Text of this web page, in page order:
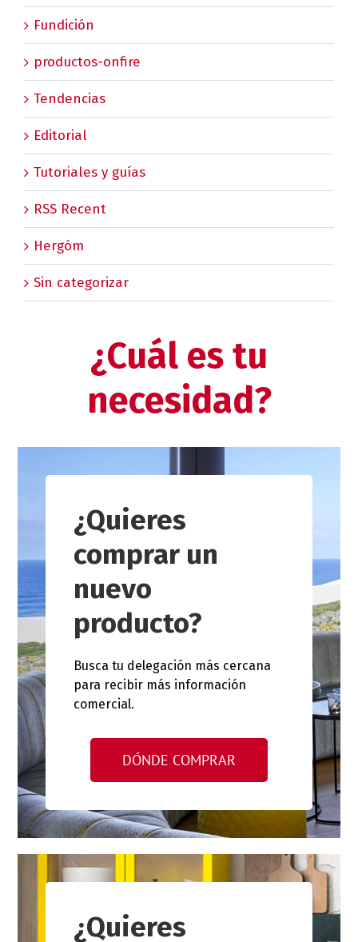
Fundición
productos-onfire
Tendencias
Editorial
Tutoriales y guías
RSS Recent
Hergóm
Sin categorizar
¿Cuál es tu
necesidad?
¿Quieres
comprar un
nuevo
producto?
Busca tu delegación más cercana
para recibir más información
comercial.
DÓNDE COMPRAR
¿Quieres